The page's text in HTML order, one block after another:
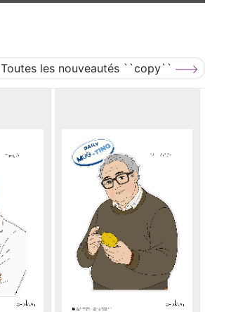
Toutes les nouveautés ``copy``